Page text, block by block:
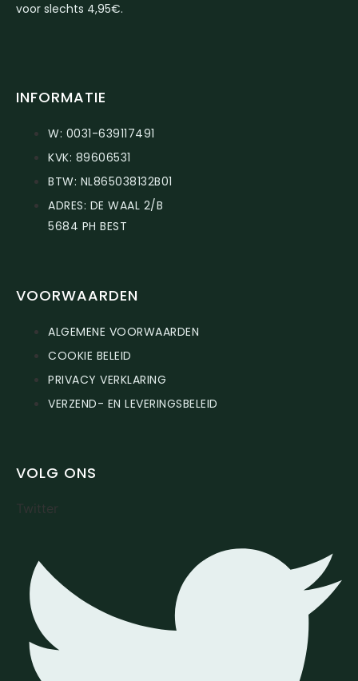
voor slechts 4,95€.
INFORMATIE
W: 0031-639117491
KVK: 89606531
BTW: NL865038132B01
ADRES: DE WAAL 2/B
5684 PH BEST
VOORWAARDEN
ALGEMENE VOORWAARDEN
COOKIE BELEID
PRIVACY VERKLARING
VERZEND- EN LEVERINGSBELEID
VOLG ONS
Twitter